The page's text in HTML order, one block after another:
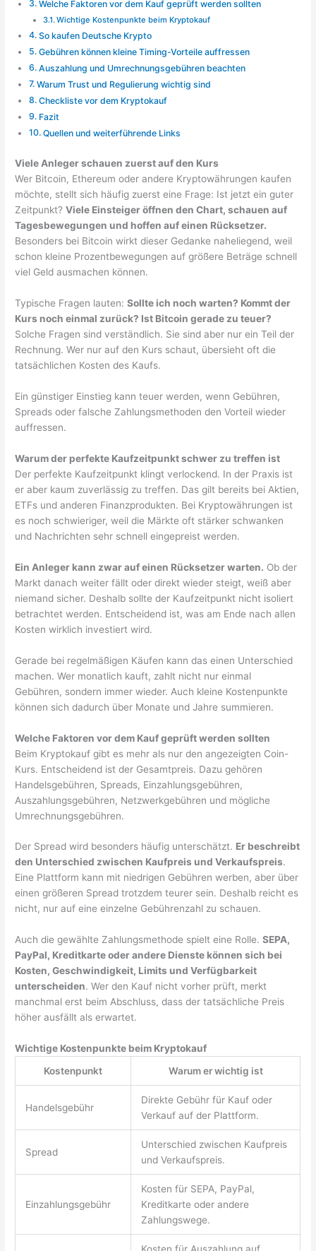
Welche Faktoren vor dem Kauf geprüft werden sollten
Wichtige Kostenpunkte beim Kryptokauf
So kaufen Deutsche Krypto
Gebühren können kleine Timing-Vorteile auffressen
Auszahlung und Umrechnungsgebühren beachten
Warum Trust und Regulierung wichtig sind
Checkliste vor dem Kryptokauf
Fazit
Quellen und weiterführende Links
Viele Anleger schauen zuerst auf den Kurs
Wer Bitcoin, Ethereum oder andere Kryptowährungen kaufen
möchte, stellt sich häufig zuerst eine Frage: Ist jetzt ein guter
Zeitpunkt?Viele Einsteiger öffnen den Chart, schauen auf
Tagesbewegungen und hoffen auf einen Rücksetzer.
Besonders bei Bitcoin wirkt dieser Gedanke naheliegend, weil
schon kleine Prozentbewegungen auf größere Beträge schnell
viel Geld ausmachen können.
Typische Fragen lauten:Sollte ich noch warten? Kommt der
Kurs noch einmal zurück? Ist Bitcoin gerade zu teuer?
Solche Fragen sind verständlich. Sie sind aber nur ein Teil der
Rechnung. Wer nur auf den Kurs schaut, übersieht oft die
tatsächlichen Kosten des Kaufs.
Ein günstiger Einstieg kann teuer werden, wenn Gebühren,
Spreads oder falsche Zahlungsmethoden den Vorteil wieder
auffressen.
Warum der perfekte Kaufzeitpunkt schwer zu treffen ist
Der perfekte Kaufzeitpunkt klingt verlockend. In der Praxis ist
er aber kaum zuverlässig zu treffen. Das gilt bereits bei Aktien,
ETFs und anderen Finanzprodukten. Bei Kryptowährungen ist
es noch schwieriger, weil die Märkte oft stärker schwanken
und Nachrichten sehr schnell eingepreist werden.
Ein Anleger kann zwar auf einen Rücksetzer warten. Ob der
Markt danach weiter fällt oder direkt wieder steigt, weiß aber
niemand sicher. Deshalb sollte der Kaufzeitpunkt nicht isoliert
betrachtet werden. Entscheidend ist, was am Ende nach allen
Kosten wirklich investiert wird.
Gerade bei regelmäßigen Käufen kann das einen Unterschied
machen. Wer monatlich kauft, zahlt nicht nur einmal
Gebühren, sondern immer wieder. Auch kleine Kostenpunkte
können sich dadurch über Monate und Jahre summieren.
Welche Faktoren vor dem Kauf geprüft werden sollten
Beim Kryptokauf gibt es mehr als nur den angezeigten Coin-
Kurs. Entscheidend ist der Gesamtpreis. Dazu gehören
Handelsgebühren, Spreads, Einzahlungsgebühren,
Auszahlungsgebühren, Netzwerkgebühren und mögliche
Umrechnungsgebühren.
Der Spread wird besonders häufig unterschätzt. Er beschreibt
den Unterschied zwischen Kaufpreis und Verkaufspreis.
Eine Plattform kann mit niedrigen Gebühren werben, aber über
einen größeren Spread trotzdem teurer sein. Deshalb reicht es
nicht, nur auf eine einzelne Gebührenzahl zu schauen.
Auch die gewählte Zahlungsmethode spielt eine Rolle.SEPA,
PayPal, Kreditkarte oder andere Dienste können sich bei
Kosten, Geschwindigkeit, Limits und Verfügbarkeit
unterscheiden. Wer den Kauf nicht vorher prüft, merkt
manchmal erst beim Abschluss, dass der tatsächliche Preis
höher ausfällt als erwartet.
Wichtige Kostenpunkte beim Kryptokauf
Kostenpunkt
Warum er wichtig ist
Handelsgebühr
Direkte Gebühr für Kauf oder
Verkauf auf der Plattform.
Spread
Unterschied zwischen Kaufpreis
und Verkaufspreis.
Einzahlungsgebühr
Kosten für SEPA, PayPal,
Kreditkarte oder andere
Zahlungswege.